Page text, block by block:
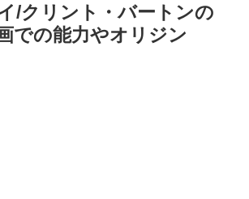
/クリント・バートンの
での能力やオリジン